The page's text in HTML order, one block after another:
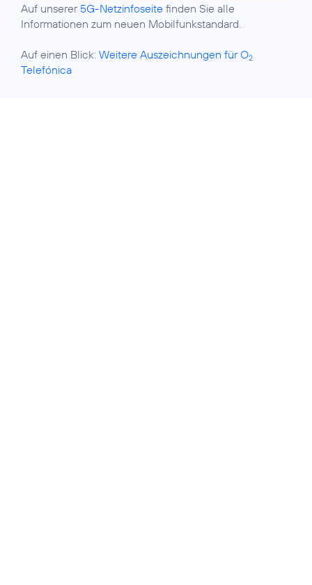
Auf unserer 5G-Netzinfoseite finden Sie alle
Informationen zum neuen Mobilfunkstandard.
Auf einen Blick: Weitere Auszeichnungen für O2
Telefónica